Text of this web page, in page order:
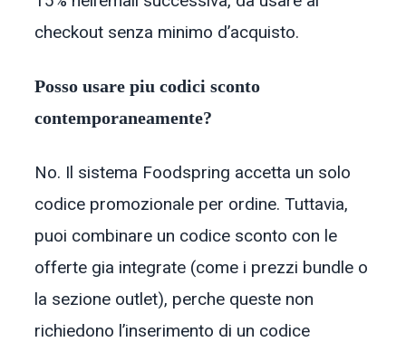
checkout senza minimo d’acquisto.
Posso usare piu codici sconto
contemporaneamente?
No. Il sistema Foodspring accetta un solo
codice promozionale per ordine. Tuttavia,
puoi combinare un codice sconto con le
offerte gia integrate (come i prezzi bundle o
la sezione outlet), perche queste non
richiedono l’inserimento di un codice